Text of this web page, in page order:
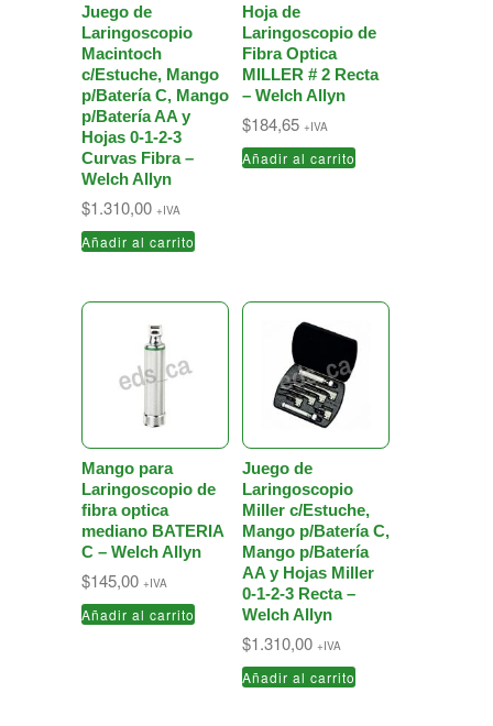
Juego de
Laringoscopio
Macintoch
c/Estuche, Mango
p/Batería C, Mango
p/Batería AA y
Hojas 0-1-2-3
Curvas Fibra –
Welch Allyn
$1.310,00 +IVA
Añadir al carrito
Hoja de
Laringoscopio de
Fibra Optica
MILLER # 2 Recta
– Welch Allyn
$184,65 +IVA
Añadir al carrito
Mango para
Laringoscopio de
fibra optica
mediano BATERIA
C – Welch Allyn
$145,00 +IVA
Añadir al carrito
Juego de
Laringoscopio
Miller c/Estuche,
Mango p/Batería C,
Mango p/Batería
AA y Hojas Miller
0-1-2-3 Recta –
Welch Allyn
$1.310,00 +IVA
Añadir al carrito